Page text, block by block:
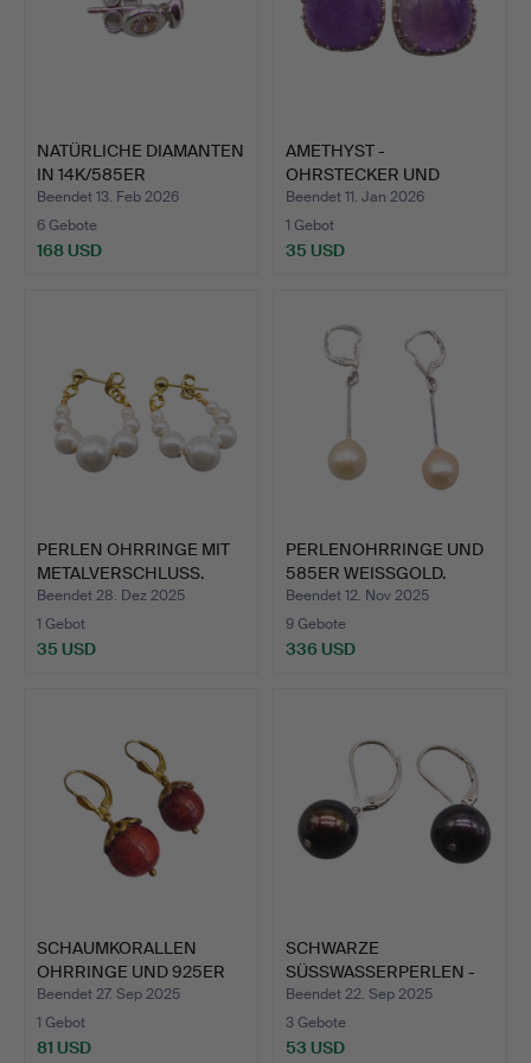
NATÜRLICHE DIAMANTEN
IN 14K/585ER
WEISSGOL…
Beendet 13. Feb 2026
6 Gebote
168 USD
AMETHYST -
OHRSTECKER UND
925ER SILBER.
Beendet 11. Jan 2026
1 Gebot
35 USD
PERLEN OHRRINGE MIT
METALVERSCHLUSS.
Beendet 28. Dez 2025
1 Gebot
35 USD
PERLENOHRRINGE UND
585ER WEISSGOLD.
Beendet 12. Nov 2025
9 Gebote
336 USD
SCHAUMKORALLEN
OHRRINGE UND 925ER
SILBER.
Beendet 27. Sep 2025
1 Gebot
81 USD
SCHWARZE
SÜSSWASSERPERLEN -
OHRANHÄNGER UN…
Beendet 22. Sep 2025
3 Gebote
53 USD